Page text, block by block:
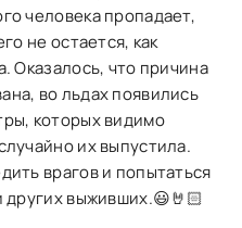
человека пропадает,
не остается, как
Оказалось, что причина
во льдах появились
которых видимо
их выпустила.
врагов и попытаться
выживших.😃🤘🏻